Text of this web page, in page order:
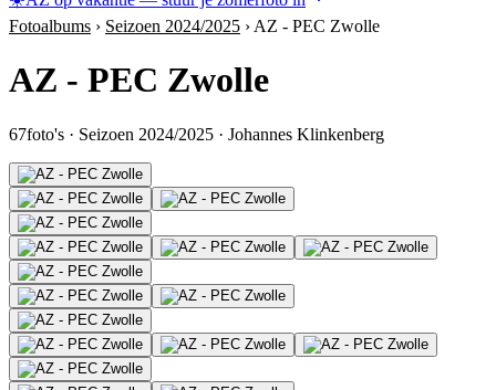
Fotoalbums › Seizoen 2024/2025 › AZ - PEC Zwolle
AZ - PEC Zwolle
67foto's · Seizoen 2024/2025 · Johannes Klinkenberg